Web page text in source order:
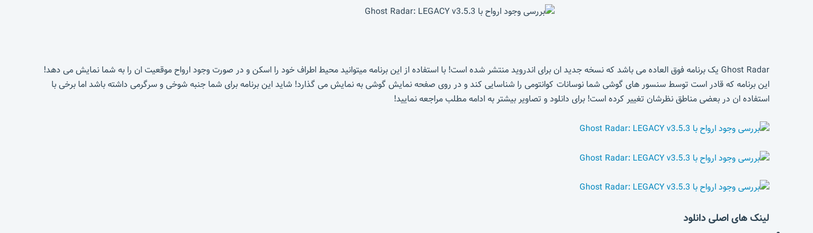
Ghost Radar یک برنامه فوق العاده می باشد که نسخه جدید ان برای اندروید منتشر شده است! با استفاده از این برنامه میتوانید محیط اطراف خود را اسکن و در صورت وجود ارواح موقعیت ان را به شما نمایش می دهد!
این برنامه که قادر است توسط سنسور های گوشی شما نوسانات کوانتومی را شناسایی کند و در روی صفحه نمایش گوشی به نمایش می گذارد! شاید این برنامه برای شما جنبه شوخی و سرگرمی داشته باشد اما برخی با
استفاده ان در بعضی مناطق نظرشان تغییر کرده است! برای دانلود و تصاویر بیشتر به ادامه مطلب مراجعه نمایید!
لینک های اصلی دانلود